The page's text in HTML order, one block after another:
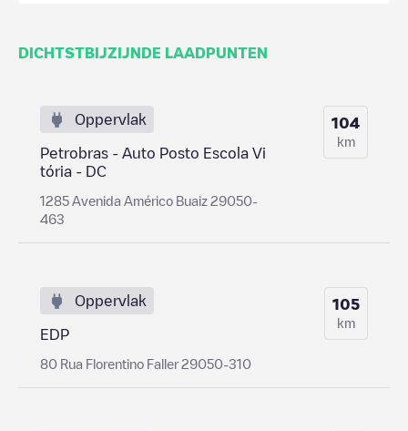
DICHTSTBIJZIJNDE LAADPUNTEN
Oppervlak
Petrobras - Auto Posto Escola Vi
tória - DC
1285 Avenida Américo Buaiz 29050-
463
104
km
Oppervlak
EDP
80 Rua Florentino Faller 29050-310
105
km